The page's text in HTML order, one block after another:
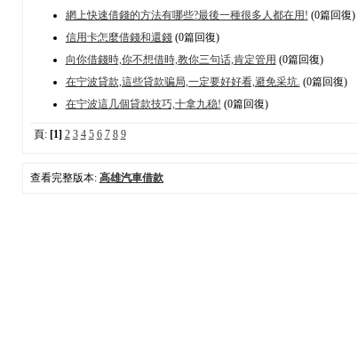
網上快速借錢的方法有哪些?最後一種很多人都在用! (0篇回復)
信用卡怎麼借錢和還錢(0篇回復)
向你借錢時,你不想借時,教你三句话,肯定管用 (0篇回復)
在宁波貸款,這些貸款骗局,一定要好好看,避免采坑. (0篇回復)
在宁波這几個貸款技巧,十拿九稳! (0篇回復)
頁: [1] 2 3 4 5 6 7 8 9
查看完整版本: 高雄汽車借款